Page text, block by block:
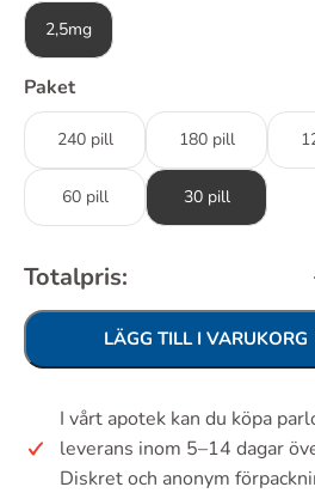
2,5mg
Paket
240 pill 180 pill
60 pill 30 pill
Totalpris:
LÄGG TILL I VARUKORG
I vårt apotek kan du köpa
leverans inom 5–14 dagar
Diskret och anonym